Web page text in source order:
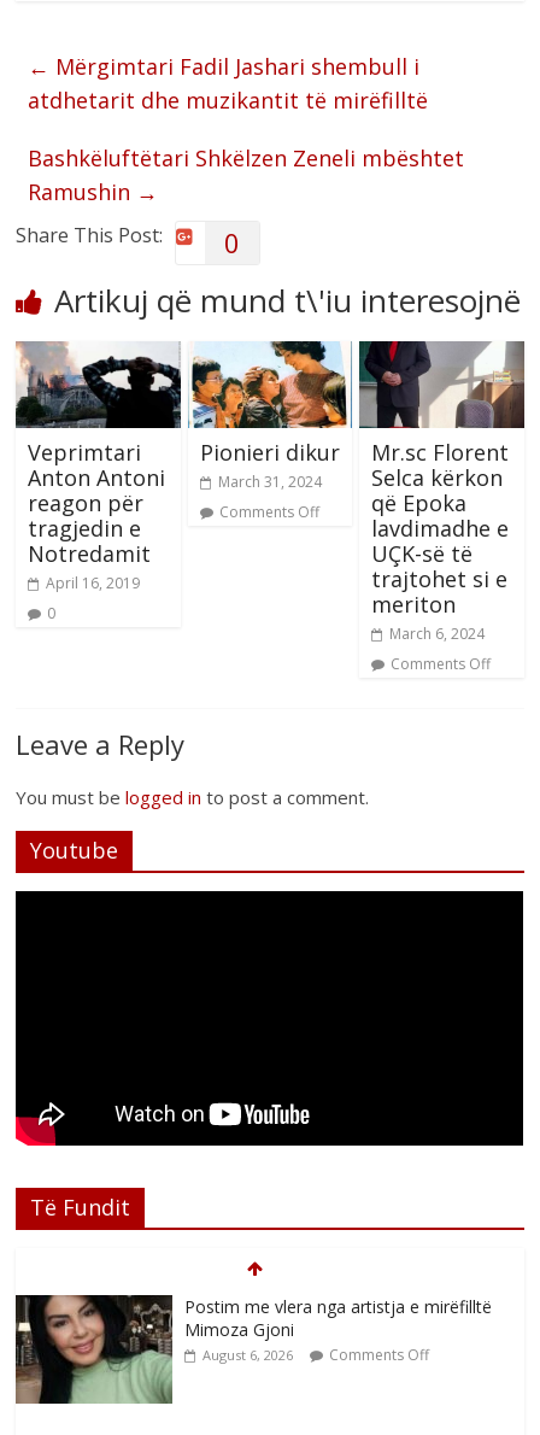
← Mërgimtari Fadil Jashari shembull i
atdhetarit dhe muzikantit të mirëfilltë
Bashkëluftëtari Shkëlzen Zeneli mbështet
Ramushin →
Share This Post: 0
Artikuj që mund t\'iu interesojnë
Veprimtari
Anton Antoni
reagon për
tragjedin e
Notredamit
April 16, 2019
0
Pionieri dikur
March 31, 2024
Comments Off
Mr.sc Florent
Selca kërkon
që Epoka
lavdimadhe e
UÇK-së të
trajtohet si e
meriton
March 6, 2024
Comments Off
Leave a Reply
You must belogged in to post a comment.
Youtube
Të Fundit
Postim me vlera nga artistja e mirëfilltë
Mimoza Gjoni
August 6, 2026 Comments Off